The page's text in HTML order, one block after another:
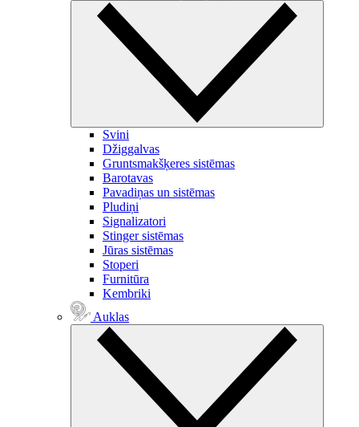
Svini
Džiggalvas
Gruntsmakšķeres sistēmas
Barotavas
Pavadiņas un sistēmas
Pludiņi
Signalizatori
Stinger sistēmas
Jūras sistēmas
Stoperi
Furnitūra
Kembriki
Auklas